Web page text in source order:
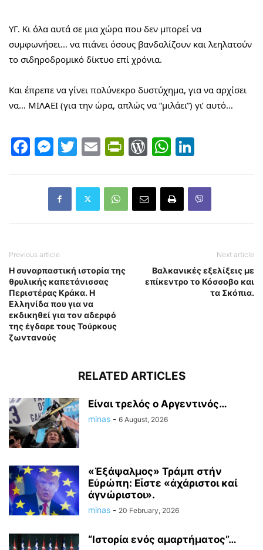
ΥΓ. Κι όλα αυτά σε μια χώρα που δεν μπορεί να
συμφωνήσει… να πιάνει όσους βανδαλίζουν και λεηλατούν
το σιδηροδρομικό δίκτυο επί χρόνια.
Και έπρεπε να γίνει πολύνεκρο δυστύχημα, για να αρχίσει
να… ΜΙΛΑΕΙ (για την ώρα, απλώς να “μιλάει”) γι’ αυτό…
Facebook
Messenger
Twitter
EmailPrintFriendly
WordPress
WhatsApp
Previous article
Η συναρπαστική ιστορία της
θρυλικής καπετάνισσας
Περιστέρας Κράκα. Η
Ελληνίδα που για να
εκδικηθεί για τον αδερφό
της έγδαρε τους Τούρκους
ζωντανούς
Next article
Βαλκανικές εξελίξεις με
επίκεντρο το Κόσσοβο και
τα Σκόπια.
RELATED ARTICLES
Είναι τρελός ο Αργεντινός…
minas - 6 August, 2026
«Ἑξάψαλμος» Τράμπ στήν
Εὐρώπη: Εἶστε «ἀχάριστοι καί
ἀγνώριστοι».
minas - 20 February, 2026
“Ιστορία ενός αμαρτήματος”…